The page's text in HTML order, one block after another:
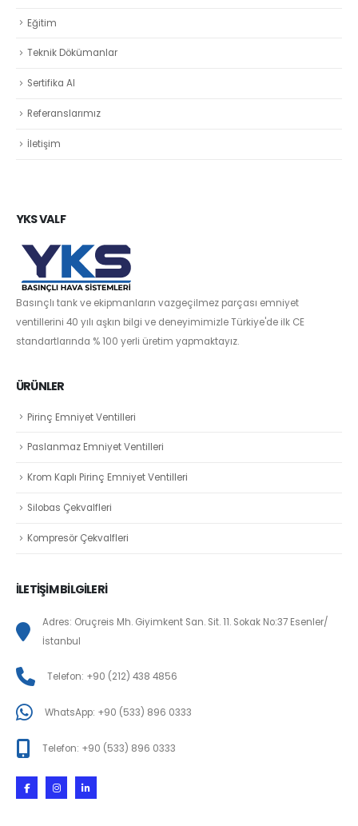
Eğitim
Teknik Dökümanlar
Sertifika Al
Referanslarımız
İletişim
YKS VALF
Basınçlı tank ve ekipmanların vazgeçilmez parçası emniyet
ventillerini 40 yılı aşkın bilgi ve deneyimimizle Türkiye'de ilk CE
standartlarında % 100 yerli üretim yapmaktayız.
ÜRÜNLER
Pirinç Emniyet Ventilleri
Paslanmaz Emniyet Ventilleri
Krom Kaplı Pirinç Emniyet Ventilleri
Silobas Çekvalfleri
Kompresör Çekvalfleri
İLETİŞİM BİLGİLERİ
Adres: Oruçreis Mh. Giyimkent San. Sit. 11. Sokak No:37 Esenler/
İstanbul
Telefon: +90 (212) 438 4856
WhatsApp: +90 (533) 896 0333
Telefon: +90 (533) 896 0333